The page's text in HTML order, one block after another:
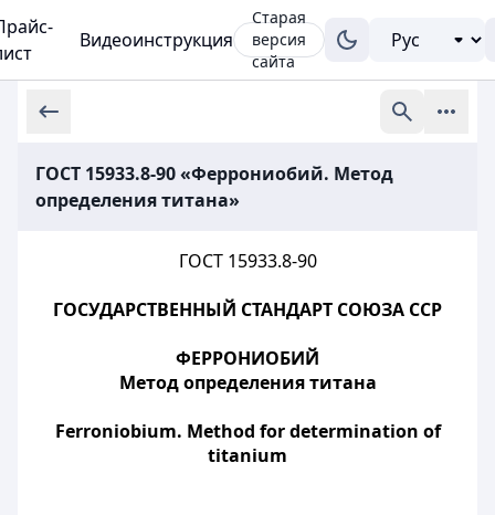
Видеоинструкция
Старая
версия
сайта
ГОСТ 15933.8-90 «Феррониобий. Метод
определения титана»
ГОСТ 15933.8-90
ГОСУДАРСТВЕННЫЙ СТАНДАРТ СОЮЗА ССР
ФЕРРОНИОБИЙ
Метод определения титана
Ferroniobium. Method for determination of
titanium